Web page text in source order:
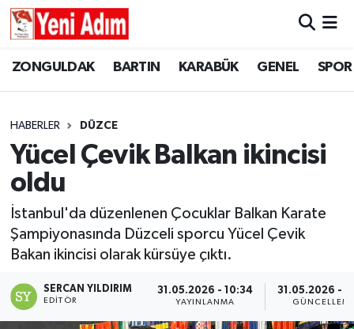
ZONGULDAK BARTIN KARABÜK GENEL SPOR
HABERLER DÜZCE
Yücel Çevik Balkan ikincisi
oldu
İstanbul'da düzenlenen Çocuklar Balkan Karate
Şampiyonasında Düzceli sporcu Yücel Çevik
Bakan ikincisi olarak kürsüye çıktı.
SERCAN YILDIRIM
EDITÖR
31.05.2026 - 10:34
YAYINLANMA
31.05.2026 -
ZONGULDAK
GÜNCEL
SİYASET
RESMİ İLAN
ZONGULDAK
GENEL
SPOR
SİYASET
SAĞLIK
Zonguldak Hava Durumu
Süper Lig Puan Durumu ve Fikstür
Tüm Manşetler
Son Dakika Haberleri
Haber Arşivi